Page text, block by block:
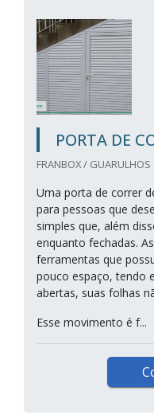
PORTA DE
FRANBOX / GUARULHOS
Uma porta de correr
para pessoas que
simples que, além
enquanto fechadas.
ferramentas que
pouco espaço, tendo
abertas, suas folhas
Esse movimento é f...